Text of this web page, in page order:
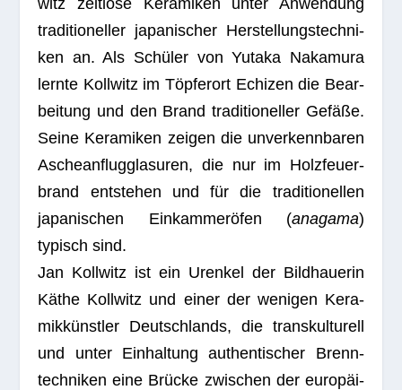
tra­di­tio­nel­ler japa­ni­scher Her­stel­lungs­tech­ni­
ken an. Als Schü­ler von Yutaka Naka­mura
lernte Koll­witz im Töp­fer­ort Echi­zen die Bear­
bei­tung und den Brand tra­di­tio­nel­ler Gefäße.
Seine Kera­mi­ken zei­gen die unver­kenn­ba­ren
Asche­an­flug­gla­su­ren, die nur im Holz­feu­er­
brand ent­ste­hen und für die tra­di­tio­nel­len
japa­ni­schen Ein­kam­mer­öfen (ana­gama)
typisch sind.
Jan Koll­witz ist ein Uren­kel der Bild­haue­rin
Käthe Koll­witz und einer der weni­gen Kera­
mik­künst­ler Deutsch­lands, die trans­kul­tu­rell
und unter Ein­hal­tung authen­ti­scher Brenn­
tech­ni­ken eine Brü­cke zwi­schen der euro­päi­